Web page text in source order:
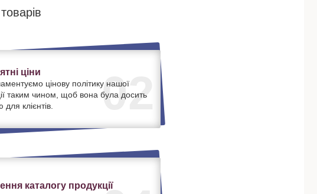
02
ціни
цінову політику нашої
таким чином, щоб вона була досить
для клієнтів.
каталогу продукції